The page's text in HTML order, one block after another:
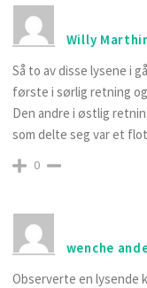
Willy
Så to av disse lysene i
første i sørlig retning
Den andre i østlig
som delte seg var et
0
wenche
Observerte en lysende